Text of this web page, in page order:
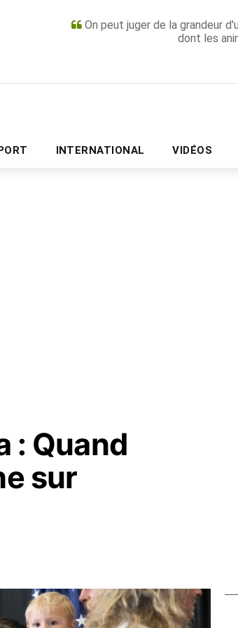
On peut juger de la grandeur
dont les
INTERNATIONAL VIDÉOS
PUBLICITÉ
: Quand
sur